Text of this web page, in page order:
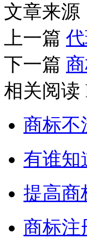
文章来源
上一篇
下一篇
相关阅读
商标不
有谁知
提高商
商标注